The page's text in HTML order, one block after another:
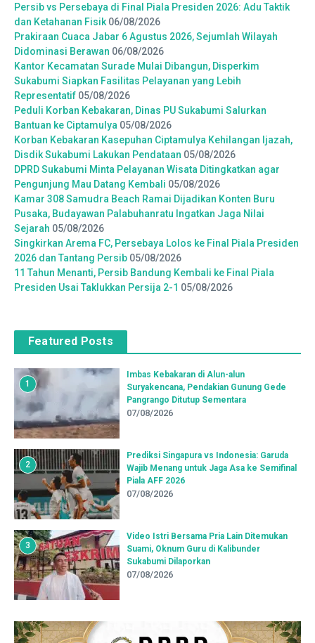
Persib vs Persebaya di Final Piala Presiden 2026: Adu Taktik
dan Ketahanan Fisik 06/08/2026
Prakiraan Cuaca Jabar 6 Agustus 2026, Sejumlah Wilayah
Didominasi Berawan 06/08/2026
Kantor Kecamatan Surade Mulai Dibangun, Disperkim
Sukabumi Siapkan Fasilitas Pelayanan yang Lebih
Representatif 05/08/2026
Peduli Korban Kebakaran, Dinas PU Sukabumi Salurkan
Bantuan ke Ciptamulya 05/08/2026
Korban Kebakaran Kasepuhan Ciptamulya Kehilangan Ijazah,
Disdik Sukabumi Lakukan Pendataan 05/08/2026
DPRD Sukabumi Minta Pelayanan Wisata Ditingkatkan agar
Pengunjung Mau Datang Kembali 05/08/2026
Kamar 308 Samudra Beach Ramai Dijadikan Konten Buru
Pusaka, Budayawan Palabuhanratu Ingatkan Jaga Nilai
Sejarah 05/08/2026
Singkirkan Arema FC, Persebaya Lolos ke Final Piala Presiden
2026 dan Tantang Persib 05/08/2026
11 Tahun Menanti, Persib Bandung Kembali ke Final Piala
Presiden Usai Taklukkan Persija 2-1 05/08/2026
Featured Posts
1
Imbas Kebakaran di Alun-alun
Suryakencana, Pendakian Gunung Gede
Pangrango Ditutup Sementara
07/08/2026
2
Prediksi Singapura vs Indonesia: Garuda
Wajib Menang untuk Jaga Asa ke Semifinal
Piala AFF 2026
07/08/2026
3
Video Istri Bersama Pria Lain Ditemukan
Suami, Oknum Guru di Kalibunder
Sukabumi Dilaporkan
07/08/2026